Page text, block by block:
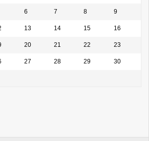
6 7 8 9
13 14 15 16
20 21 22 23
27 28 29 30